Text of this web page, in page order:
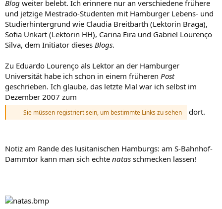
Blog weiter belebt. Ich erinnere nur an verschiedene frühere
und jetzige Mestrado-Studenten mit Hamburger Lebens- und
Studierhintergrund wie Claudia Breitbarth (Lektorin Braga),
Sofia Unkart (Lektorin HH), Carina Eira und Gabriel Lourenço
Silva, dem Initiator dieses Blogs.
Zu Eduardo Lourenço als Lektor an der Hamburger
Universität habe ich schon in einem früheren Post
geschrieben. Ich glaube, das letzte Mal war ich selbst im
Dezember 2007 zum
Sie müssen registriert sein, um bestimmte Links zu sehen dort.
Notiz am Rande des lusitanischen Hamburgs: am S-Bahnhof-
Dammtor kann man sich echte natas schmecken lassen!